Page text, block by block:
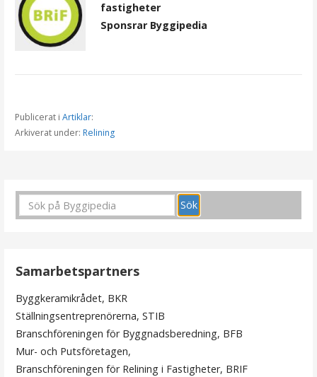
fastigheter
Sponsrar Byggipedia
Publicerat i Artiklar:
Arkiverat under: Relining
g
n
Samarbetspartners
Byggkeramikrådet, BKR
Ställningsentreprenörerna, STIB
Branschföreningen för Byggnadsberedning, BFB
Mur- och Putsföretagen,
Branschföreningen för Relining i Fastigheter, BRIF